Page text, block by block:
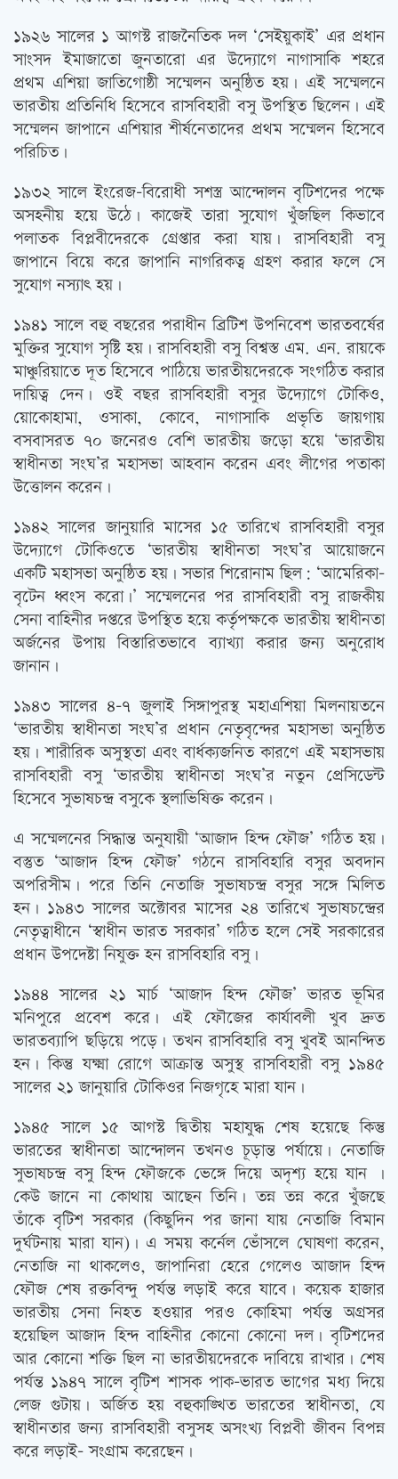
১৯২৬ সালের ১ আগস্ট রাজনৈতিক দল ‘সেইয়ুকাই’ এর প্রধান
সাংসদ ইমাজাতো জুনতারো এর উদ্যোগে নাগাসাকি শহরে
প্রথম এশিয়া জাতিগোষ্ঠী সম্মেলন অনুষ্ঠিত হয়। এই সম্মেলনে
ভারতীয় প্রতিনিধি হিসেবে রাসবিহারী বসু উপস্থিত ছিলেন। এই
সম্মেলন জাপানে এশিয়ার শীর্ষনেতাদের প্রথম সম্মেলন হিসেবে
পরিচিত।
১৯৩২ সালে ইংরেজ-বিরোধী সশস্ত্র আন্দোলন বৃটিশদের পক্ষে
অসহনীয় হয়ে উঠে। কাজেই তারা সুযোগ খুঁজছিল কিভাবে
পলাতক বিপ্লবীদেরকে গ্রেপ্তার করা যায়। রাসবিহারী বসু
জাপানে বিয়ে করে জাপানি নাগরিকত্ব গ্রহণ করার ফলে সে
সুযোগ নস্যাৎ হয়।
১৯৪১ সালে বহু বছরের পরাধীন ব্রিটিশ উপনিবেশ ভারতবর্ষের
মুক্তির সুযোগ সৃষ্টি হয়। রাসবিহারী বসু বিশ্বস্ত এম. এন. রায়কে
মাঞ্চুরিয়াতে দূত হিসেবে পাঠিয়ে ভারতীয়দেরকে সংগঠিত করার
দায়িত্ব দেন। ওই বছর রাসবিহারী বসুর উদ্যোগে টোকিও,
য়োকোহামা, ওসাকা, কোবে, নাগাসাকি প্রভৃতি জায়গায়
বসবাসরত ৭০ জনেরও বেশি ভারতীয় জড়ো হয়ে ‘ভারতীয়
স্বাধীনতা সংঘ’র মহাসভা আহবান করেন এবং লীগের পতাকা
উত্তোলন করেন।
১৯৪২ সালের জানুয়ারি মাসের ১৫ তারিখে রাসবিহারী বসুর
উদ্যোগে টোকিওতে ‘ভারতীয় স্বাধীনতা সংঘ’র আয়োজনে
একটি মহাসভা অনুষ্ঠিত হয়। সভার শিরোনাম ছিল: ‘আমেরিকা-
বৃটেন ধ্বংস করো।’ সম্মেলনের পর রাসবিহারী বসু রাজকীয়
সেনা বাহিনীর দপ্তরে উপস্থিত হয়ে কর্তৃপক্ষকে ভারতীয় স্বাধীনতা
অর্জনের উপায় বিস্তারিতভাবে ব্যাখ্যা করার জন্য অনুরোধ
জানান।
১৯৪৩ সালের ৪-৭ জুলাই সিঙ্গাপুরস্থ মহাএশিয়া মিলনায়তনে
‘ভারতীয় স্বাধীনতা সংঘ’র প্রধান নেতৃবৃন্দের মহাসভা অনুষ্ঠিত
হয়। শারীরিক অসুস্থতা এবং বার্ধক্যজনিত কারণে এই মহাসভায়
রাসবিহারী বসু ‘ভারতীয় স্বাধীনতা সংঘ’র নতুন প্রেসিডেন্ট
হিসেবে সুভাষচন্দ্র বসুকে স্থলাভিষিক্ত করেন।
এ সম্মেলনের সিদ্ধান্ত অনুযায়ী ‘আজাদ হিন্দ ফৌজ’ গঠিত হয়।
বস্তুত ‘আজাদ হিন্দ ফৌজ’ গঠনে রাসবিহারি বসুর অবদান
অপরিসীম। পরে তিনি নেতাজি সুভাষচন্দ্র বসুর সঙ্গে মিলিত
হন। ১৯৪৩ সালের অক্টোবর মাসের ২৪ তারিখে সুভাষচন্দ্রের
নেতৃত্বাধীনে ‘স্বাধীন ভারত সরকার’ গঠিত হলে সেই সরকারের
প্রধান উপদেষ্টা নিযুক্ত হন রাসবিহারি বসু।
১৯৪৪ সালের ২১ মার্চ ‘আজাদ হিন্দ ফৌজ’ ভারত ভূমির
মনিপুরে প্রবেশ করে। এই ফৌজের কার্যাবলী খুব দ্রুত
ভারতব্যাপি ছড়িয়ে পড়ে। তখন রাসবিহারি বসু খুবই আনন্দিত
হন। কিন্তু যক্ষ্মা রোগে আক্রান্ত অসুস্থ রাসবিহারী বসু ১৯৪৫
সালের ২১ জানুয়ারি টোকিওর নিজগৃহে মারা যান।
১৯৪৫ সালে ১৫ আগস্ট দ্বিতীয় মহাযুদ্ধ শেষ হয়েছে কিন্তু
ভারতের স্বাধীনতা আন্দোলন তখনও চূড়ান্ত পর্যায়ে। নেতাজি
সুভাষচন্দ্র বসু হিন্দ ফৌজকে ভেঙ্গে দিয়ে অদৃশ্য হয়ে যান ।
কেউ জানে না কোথায় আছেন তিনি। তন্ন তন্ন করে খুঁজছে
তাঁকে বৃটিশ সরকার (কিছুদিন পর জানা যায় নেতাজি বিমান
দুর্ঘটনায় মারা যান)। এ সময় কর্নেল ভোঁসলে ঘোষণা করেন,
নেতাজি না থাকলেও, জাপানিরা হেরে গেলেও আজাদ হিন্দ
ফৌজ শেষ রক্তবিন্দু পর্যন্ত লড়াই করে যাবে। কয়েক হাজার
ভারতীয় সেনা নিহত হওয়ার পরও কোহিমা পর্যন্ত অগ্রসর
হয়েছিল আজাদ হিন্দ বাহিনীর কোনো কোনো দল। বৃটিশদের
আর কোনো শক্তি ছিল না ভারতীয়দেরকে দাবিয়ে রাখার। শেষ
পর্যন্ত ১৯৪৭ সালে বৃটিশ শাসক পাক-ভারত ভাগের মধ্য দিয়ে
লেজ গুটায়। অর্জিত হয় বহুকাঙ্খিত ভারতের স্বাধীনতা, যে
স্বাধীনতার জন্য রাসবিহারী বসুসহ অসংখ্য বিপ্লবী জীবন বিপন্ন
করে লড়াই- সংগ্রাম করেছেন।